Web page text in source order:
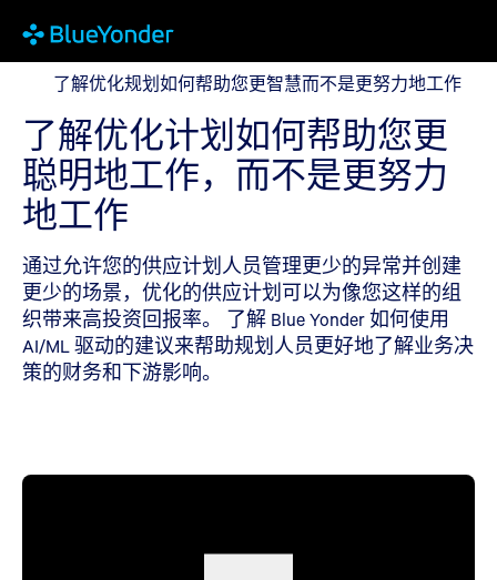
了解优化规划如何帮助您更智慧而不是更努力地工作
了解优化规划如何帮助您更智慧而不是更努力地工作
了解优化计划如何帮助您更
聪明地工作，而不是更努力
地工作
通过允许您的供应计划人员管理更少的异常并创建
更少的场景，优化的供应计划可以为像您这样的组
织带来高投资回报率。 了解 Blue Yonder 如何使用
AI/ML 驱动的建议来帮助规划人员更好地了解业务决
策的财务和下游影响。